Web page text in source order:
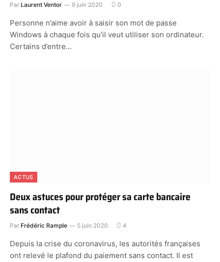
Par Laurent Ventor 9 juin 2020 0
Personne n’aime avoir à saisir son mot de passe
Windows à chaque fois qu’il veut utiliser son ordinateur.
Certains d’entre…
ACTUS
Deux astuces pour protéger sa carte bancaire
sans contact
Par Frédéric Rample 5 juin 2020 4
Depuis la crise du coronavirus, les autorités françaises
ont relevé le plafond du paiement sans contact. Il est